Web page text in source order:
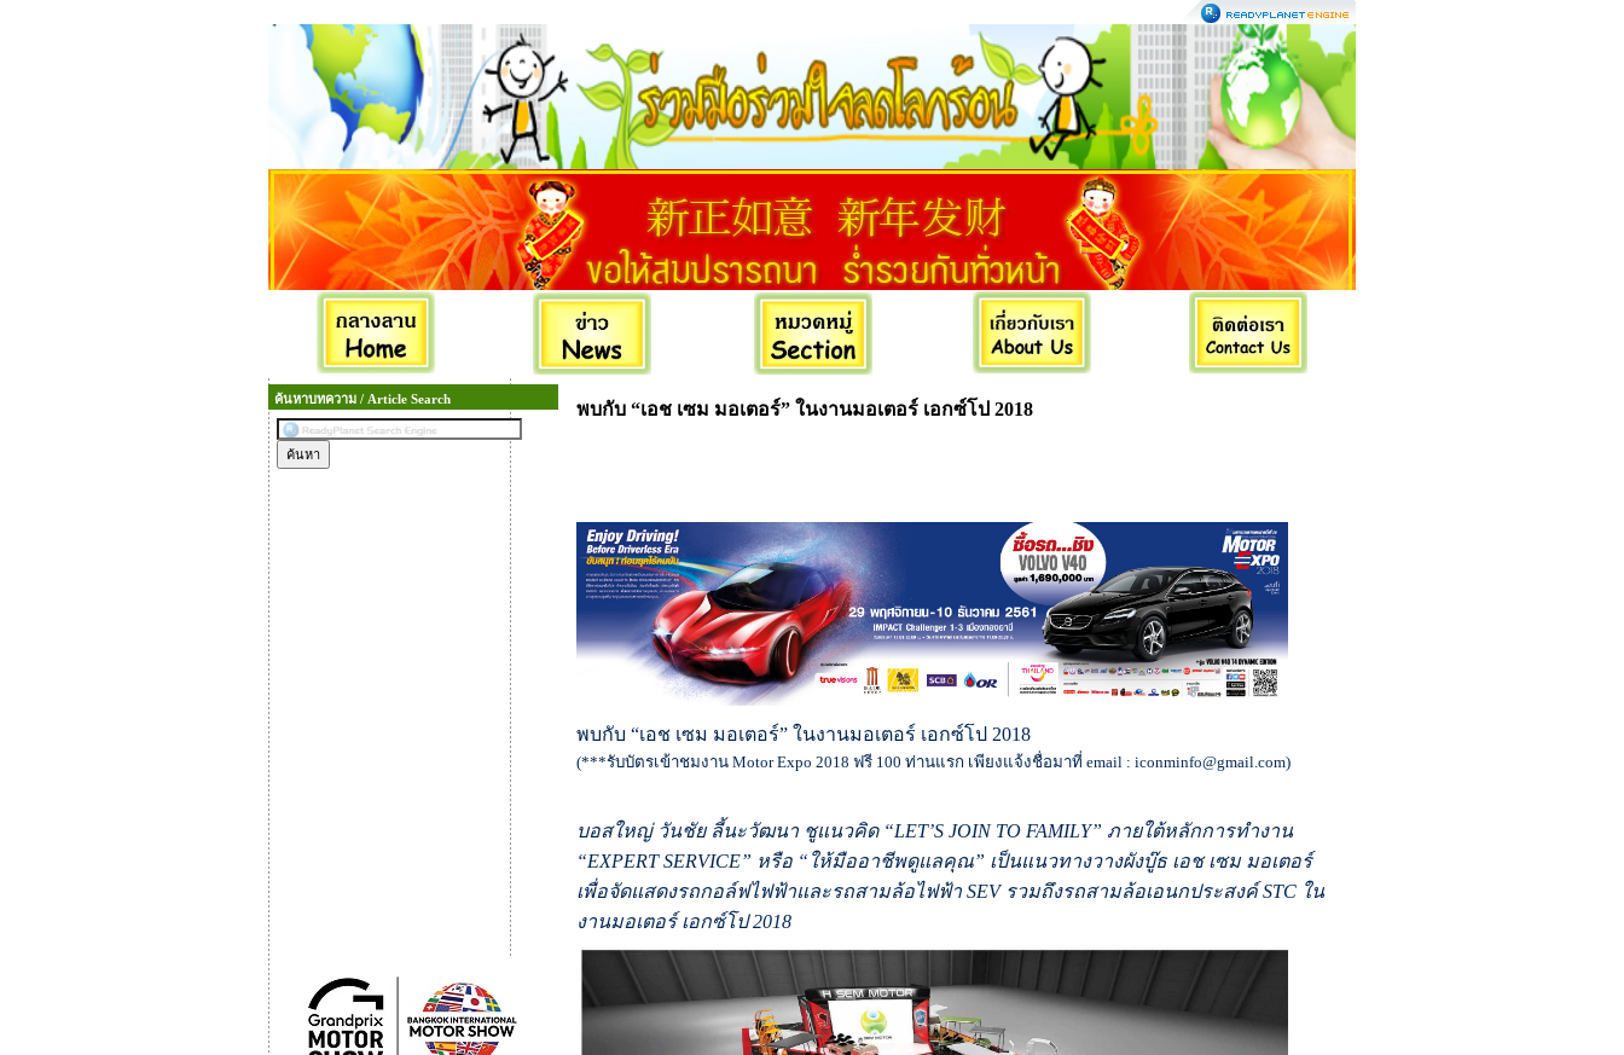
ค้นหาบทความ / Article Search พบกับ “เอช เซม มอเตอร์” ในงานมอเตอร์ เอกซ์โป 2018
พบกับ “เอช เซม มอเตอร์” ในงานมอเตอร์ เอกซ์โป 2018
(***รับบัตรเข้าชมงาน Motor Expo 2018 ฟรี 100 ท่านแรก เพียงแจ้งชื่อมาที่ email : iconminfo@gmail.com)
บอสใหญ่ วันชัย ลี้นะวัฒนา ชูแนวคิด “LET’S JOIN TO FAMILY” ภายใต้หลักการทำงาน
“EXPERT SERVICE” หรือ “ให้มืออาชีพดูแลคุณ” เป็นแนวทางวางผังบู๊ธ เอช เซม มอเตอร์
เพื่อจัดแสดงรถกอล์ฟไฟฟ้าและรถสามล้อไฟฟ้า SEV รวมถึงรถสามล้อเอนกประสงค์ STC ใน
งานมอเตอร์ เอกซ์โป 2018